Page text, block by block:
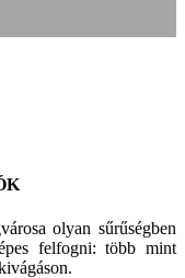
olyan sűrűségben
felfogni: több mint